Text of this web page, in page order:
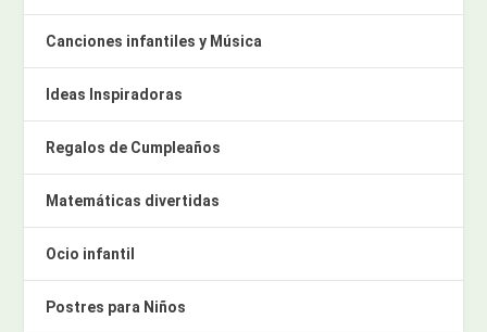
Canciones infantiles y Música
Ideas Inspiradoras
Regalos de Cumpleaños
Matemáticas divertidas
Ocio infantil
Postres para Niños